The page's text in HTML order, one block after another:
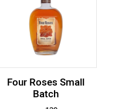
GlenAllachie
Glencadam
GlenDronach
Glenfarclas
Glenfiddich
Four Roses Small
Batch